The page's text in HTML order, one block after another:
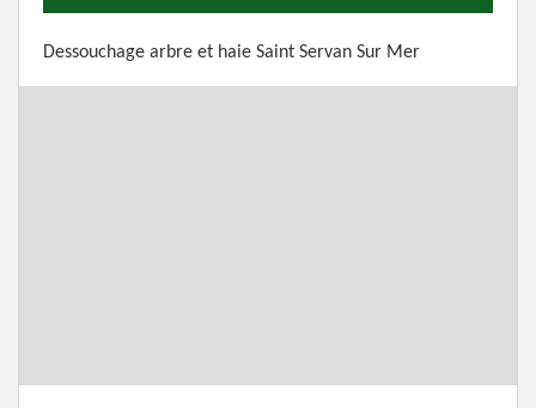
Dessouchage arbre et haie Saint Servan Sur Mer